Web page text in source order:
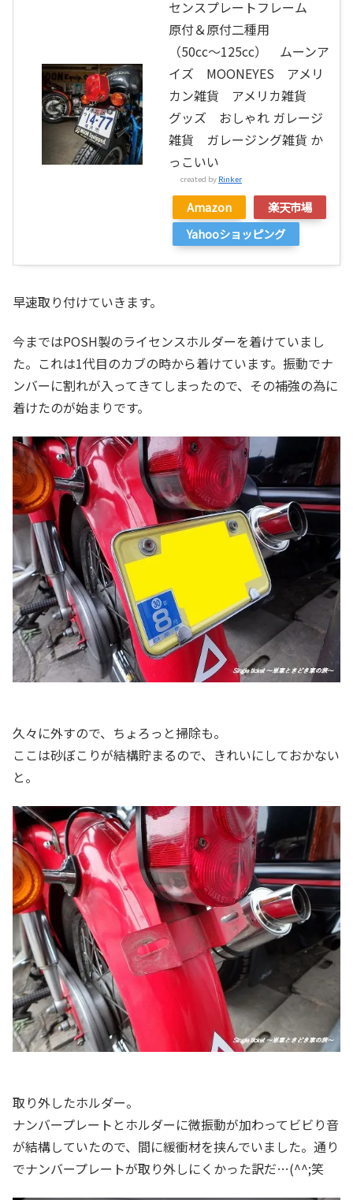
センスプレートフレーム
原付＆原付二種用
（50cc〜125cc） ムーンア
イズ MOONEYES アメリ
カン雑貨 アメリカ雑貨
グッズ おしゃれ ガレージ
雑貨 ガレージング雑貨 か
っこいい
created by Rinker
Amazon
楽天市場
Yahooショッピング
早速取り付けていきます。
今まではPOSH製のライセンスホルダーを着けていまし
た。これは1代目のカブの時から着けています。振動でナ
ンバーに割れが入ってきてしまったので、その補強の為に
着けたのが始まりです。
久々に外すので、ちょろっと掃除も。
ここは砂ぼこりが結構貯まるので、きれいにしておかない
と。
取り外したホルダー。
ナンバープレートとホルダーに微振動が加わってビビり音
が結構していたので、間に緩衝材を挟んでいました。通り
でナンバープレートが取り外しにくかった訳だ…(^^;笑